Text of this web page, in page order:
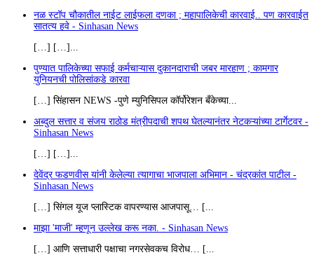
नळ स्टॉप चौकातील नाईट लाईफला दणका ; महापालिकेची कारवाई.. पण कारवाईत
सातत्य हवे - Sinhasan News
[…] […]...
पुण्यात पालिकेच्या सफाई कर्मचाऱ्यास दुकानदाराची जबर मारहाण ; कामगार
युनियनची पोलिसांकडे कारवा
[…] सिंहासन NEWS -पुणे म्युनिसिपल कॉर्पोरेशन बँकेच्या...
अब्दुल सत्तार व संजय राठोड मंत्रीपदाची शपथ घेतल्यानंतर नेटकऱ्यांच्या टार्गेटवर -
Sinhasan News
[…] […]...
देवेंद्र फडणवीस यांनी केलेल्या त्यागाचा भाजपाला अभिमान - चंद्रकांत पाटील -
Sinhasan News
[…] सिंगल यूज प्लास्टिक वापरण्यास आजपासू… [...
माझा 'माजी' म्हणून उल्लेख करू नका. - Sinhasan News
[…] आणि सत्ताधारी पक्षाचा नगरसेवकच विरोध… [...